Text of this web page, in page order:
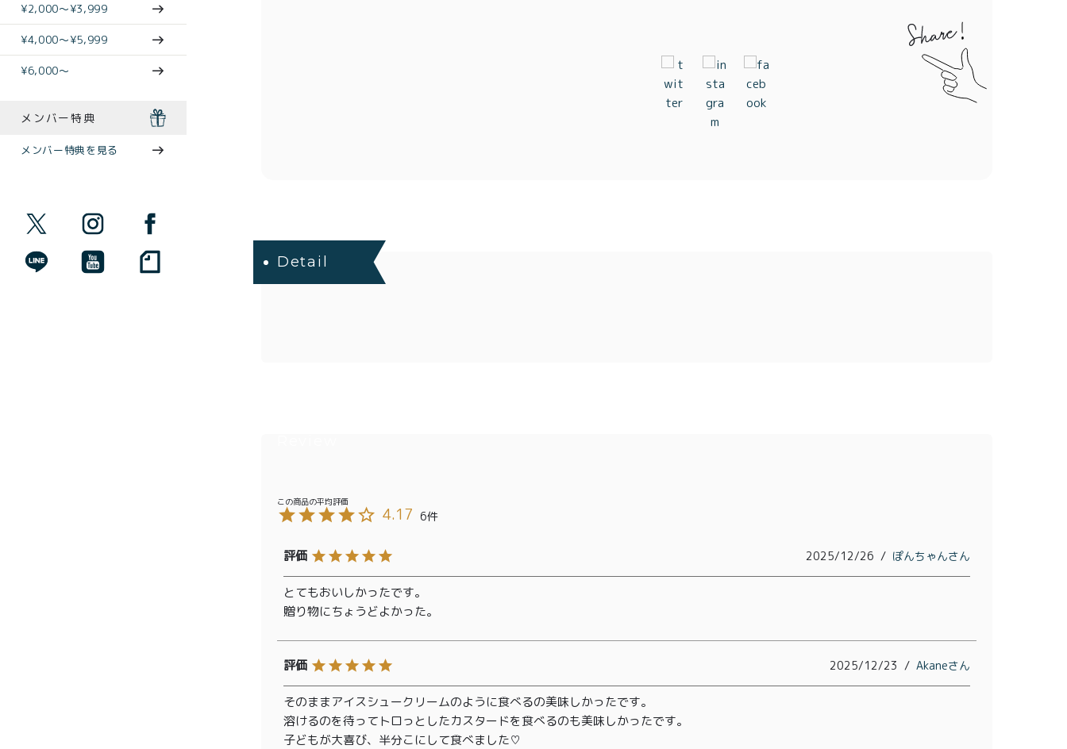
価格別
¥3,999
¥6,000〜
メンバー
特典
会社概要
お問い合
イド
ログイン カート
Detail
4.17 6
ぽんちゃん
2025/12/26
とてもおいしかったです。
贈り物にちょうどよかった。
Akane
2025/12/23
そのままアイスシュークリームのように食べるの美味しかったです。
溶けるのを待ってトロっとしたカスタードを食べるのも美味しかったです。
子どもが大喜び、半分こにして食べました♡
¥2,000〜¥3,999
¥4,000〜¥5,999
¥6,000〜
メンバー特典
メンバー特典を見る